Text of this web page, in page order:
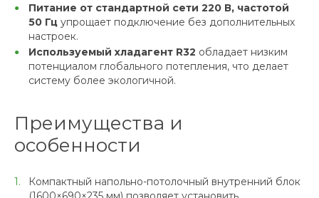
Питание от стандартной сети 220 В, частотой
50 Гц упрощает подключение без дополнительных
настроек.
Используемый хладагент R32 обладает низким
потенциалом глобального потепления, что делает
систему более экологичной.
Преимущества и
особенности
Компактный напольно-потолочный внутренний блок